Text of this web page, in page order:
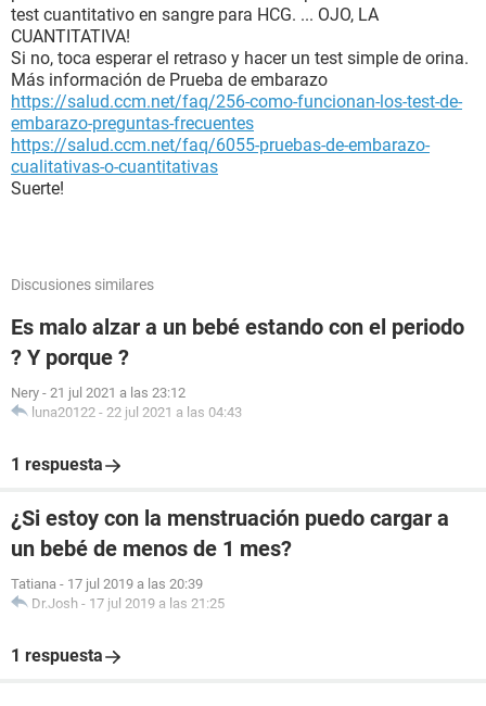
test cuantitativo en sangre para HCG. ... OJO, LA
CUANTITATIVA!
Si no, toca esperar el retraso y hacer un test simple de orina.
Más información de Prueba de embarazo
https://salud.ccm.net/faq/256-como-funcionan-los-test-de-
embarazo-preguntas-frecuentes
https://salud.ccm.net/faq/6055-pruebas-de-embarazo-
cualitativas-o-cuantitativas
Suerte!
Discusiones similares
Es malo alzar a un bebé estando con el periodo
? Y porque ?
Nery - 21 jul 2021 a las 23:12
luna20122 - 22 jul 2021 a las 04:43
1 respuesta
¿Si estoy con la menstruación puedo cargar a
un bebé de menos de 1 mes?
Tatiana - 17 jul 2019 a las 20:39
Dr.Josh - 17 jul 2019 a las 21:25
1 respuesta